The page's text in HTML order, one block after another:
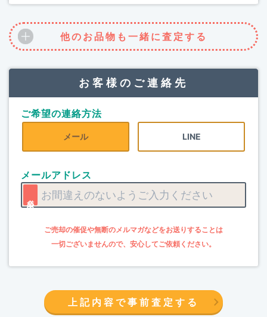
他のお品物も一緒に査定する
お客様のご連絡先
ご希望の連絡方法
メール LINE
メールアドレス
上記内容で事前査定する